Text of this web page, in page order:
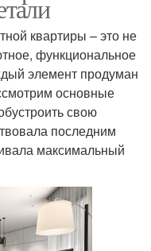
квартиры – это не
функциональное
элемент продуман
основные
свою
последним
максимальный